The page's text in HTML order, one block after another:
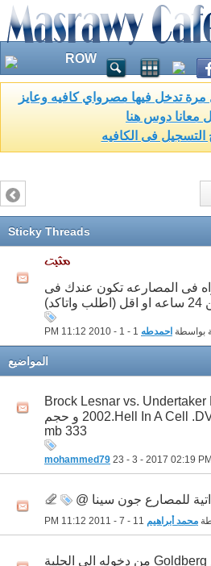
ROW
مرة تدخل فيها مصرواي كافيه وعايز
معانا دوس هنا
فى الكافيه
Sticky Threads
فى المصارعه تكون عندك فى
بواسطة احمدطه 11:12 PM
المواضيع
Brock Lesnar vs. Undertaker
2002.Hell In A Cell .DVD QUALTIY و حجم
333 mb
mohammed79 23 - 3 - 2017 02:19 PM
للمصارع جون سينا @
محمد أبراهيم 11:12 PM
مسيرة الوحش Goldberg من دخوله الى الحلبة